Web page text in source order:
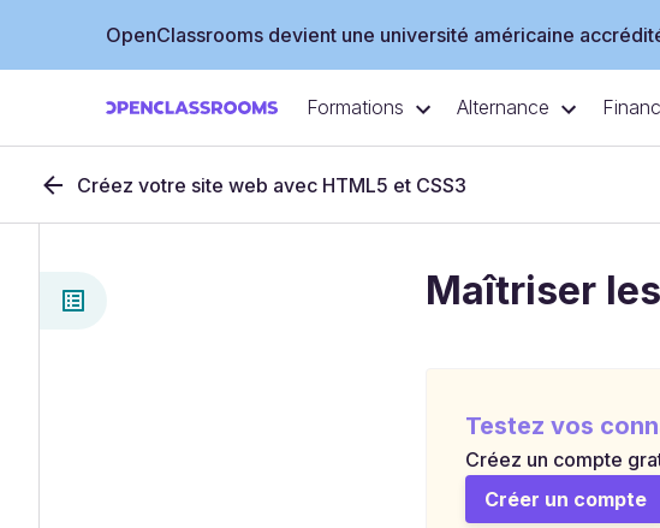
OpenClassrooms devient une université américaine
Formations Alternance
Créez votre site web avec HTML5 et CSS3
Maîtriser
Testez vos
Créez un compte
Créer un compte